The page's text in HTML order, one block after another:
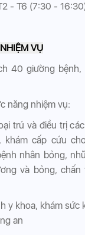
- T6 (7:30 -
VỤ
40 giường
năng nhiệm vụ:
trú và điều trị
khám cấp cứu
nhân bỏng,
và bỏng,
y khoa, khám sức
an